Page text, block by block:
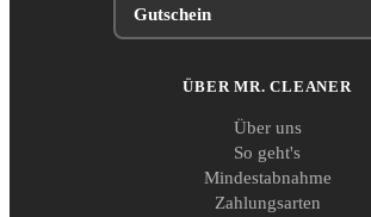
Gutschein
ÜBER MR. CLEANER
Über uns
So geht's
Mindestabnahme
Zahlungsarten